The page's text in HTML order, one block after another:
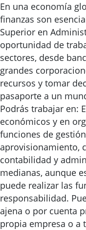
En una economía
finanzas son
Superior en
oportunidad de
sectores, desde
grandes
recursos y tomar
pasaporte a un
Podrás trabajar en:
económicos y en
funciones de
aprovisionamiento,
contabilidad y
medianas, aunque
puede realizar las
responsabilidad.
ajena o por cuenta
propia empresa o a